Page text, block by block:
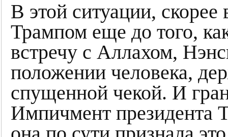
В этой ситуации, скорее
Трампом еще до того,
встречу с Аллахом,
положении человека,
спущенной чекой. И
Импичмент президента